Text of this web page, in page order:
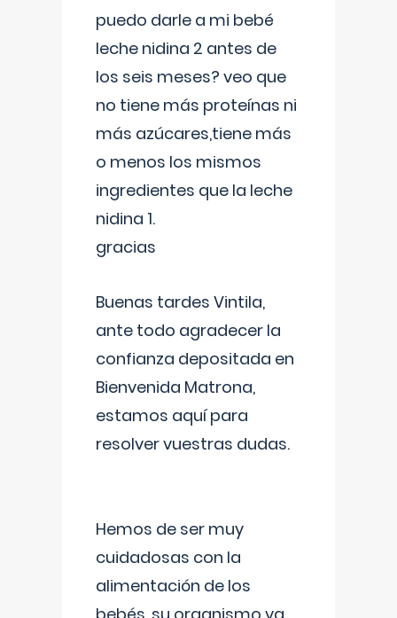
puedo darle a mi bebé
leche nidina 2 antes de
los seis meses? veo que
no tiene más proteínas ni
más azúcares,tiene más
o menos los mismos
ingredientes que la leche
nidina 1.
gracias
Buenas tardes Vintila,
ante todo agradecer la
confianza depositada en
Bienvenida Matrona,
estamos aquí para
resolver vuestras dudas.
Hemos de ser muy
cuidadosas con la
alimentación de los